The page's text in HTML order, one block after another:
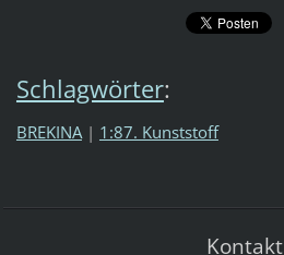
Schlagwörter:
BREKINA | 1:87. Kunststoff
Kontakt